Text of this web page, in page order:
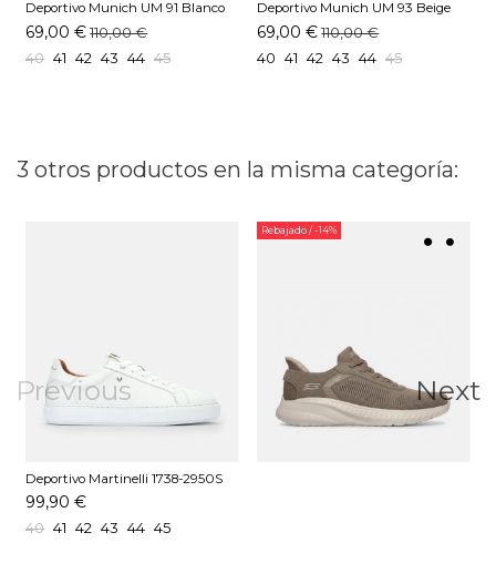
Deportivo Munich UM 91 Blanco
69,00 € 110,00 €
40 41 42 43 44 45
Deportivo Munich UM 93 Beige
69,00 € 110,00 €
40 41 42 43 44 45
3 otros productos en la misma categoría:
Previous
Deportivo Martinelli 1738-2950S
Blanco
99,90 €
40 41 42 43 44 45
Rebajado/ -14%
Next